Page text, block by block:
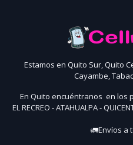
Estamos en Quito Sur, Quito
Cayambe,
En Quito encuéntranos en los
EL RECREO - ATAHUALPA -
🚛Envíos a